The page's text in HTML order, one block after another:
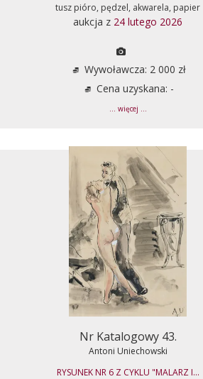
tusz pióro, pędzel, akwarela, papier
aukcja z 24 lutego 2026
Wywoławcza: 2 000 zł
Cena uzyskana: -
... więcej ...
Nr Katalogowy 43.
Antoni Uniechowski
RYSUNEK NR 6 Z CYKLU "MALARZ I...